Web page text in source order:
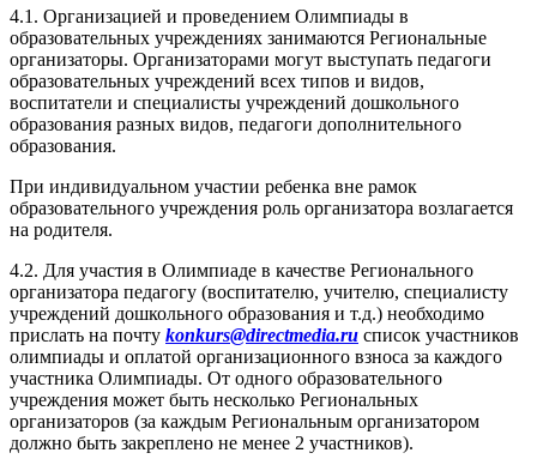
4.1. Организацией и проведением Олимпиады в
образовательных учреждениях занимаются Региональные
организаторы. Организаторами могут выступать педагоги
образовательных учреждений всех типов и видов,
воспитатели и специалисты учреждений дошкольного
образования разных видов, педагоги дополнительного
образования.
При индивидуальном участии ребенка вне рамок
образовательного учреждения роль организатора возлагается
на родителя.
4.2. Для участия в Олимпиаде в качестве Регионального
организатора педагогу (воспитателю, учителю, специалисту
учреждений дошкольного образования и т.д.) необходимо
прислать на почту konkurs@directmedia.ru список участников
олимпиады и оплатой организационного взноса за каждого
участника Олимпиады. От одного образовательного
учреждения может быть несколько Региональных
организаторов (за каждым Региональным организатором
должно быть закреплено не менее 2 участников).